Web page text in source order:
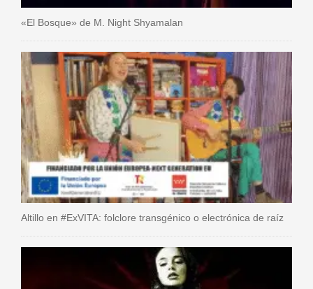
«El Bosque» de M. Night Shyamalan
Altillo en #ExVITA: folclore transgénico o electrónica de raíz